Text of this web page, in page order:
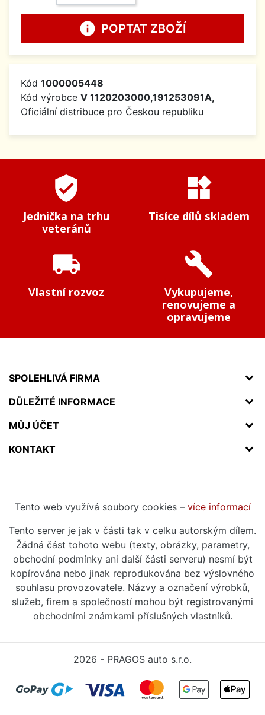
info POPTAT ZBOŽÍ
Kód 1000005448
Kód výrobce V 1120203000,191253091A,
Oficiální distribuce pro Českou republiku
verified_user
Jednička na trhu
veteránů
widgets
Tisíce dílů skladem
local_shipping
Vlastní rozvoz
build
Vykupujeme,
renovujeme a
opravujeme
SPOLEHLIVÁ FIRMA
DŮLEŽITÉ INFORMACE
MŮJ ÚČET
KONTAKT
Tento web využívá soubory cookies – více informací
Tento server je jak v části tak v celku autorským dílem.
Žádná část tohoto webu (texty, obrázky, parametry,
obchodní podmínky ani další části serveru) nesmí být
kopírována nebo jinak reprodukována bez výslovného
souhlasu provozovatele. Názvy a označení výrobků,
služeb, firem a společností mohou být registrovanými
obchodními známkami příslušných vlastníků.
2026 - PRAGOS auto s.r.o.